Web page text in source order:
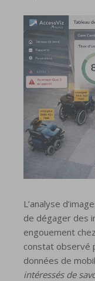
L’analyse
de dégager des
engouement
constat observé
données de
intéressés de